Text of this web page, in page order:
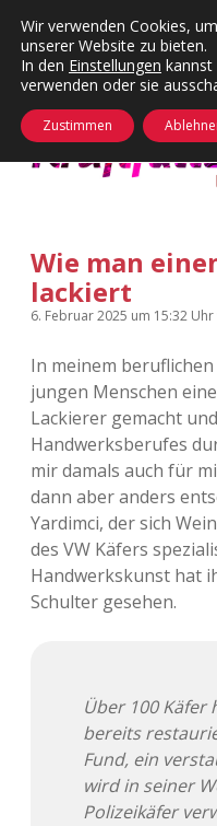
24
Wie man
lackiert
6. Februar 2025 um 15:32 Uhr
In meinem
jungen Menschen
Lackierer gemacht
Handwerksberufes
mir damals auch für
dann aber anders
Yardimci, der sich
des VW Käfers
Handwerkskunst hat
Schulter gesehen.
Über 100 Käfer
bereits
Fund, ein
wird in seiner
Polizeikäfer
Wir verwenden Cookies,
unserer Website zu bieten.
In den Einstellungen kannst
verwenden oder sie
Zustimmen